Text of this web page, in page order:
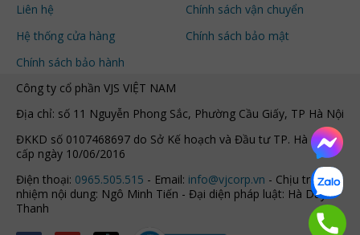
Liên hệ
Hệ thống cửa hàng
Chính sách bảo hành
Chính sách vận chuyển
Chính sách bảo mật
Công ty cổ phần VJS VIỆT NAM
Địa chỉ: số 11 Nguyễn Phong Sắc, Phường Cầu Giấy, TP Hà Nội
ĐKKD số 0107468697 do Sở Kế hoạch và Đầu tư TP. Hà Nội
cấp ngày 10/06/2016
Điện thoại: 0965.505.515 - Email: info@vjcorp.vn - Chịu trách
nhiệm nội dung: Ngô Minh Tiến - Đại diện pháp luật: Hà Duy
Thanh